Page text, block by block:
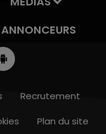
ANNONCEURS
Recrutement
Plan du site